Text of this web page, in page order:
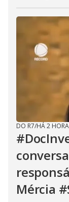
DO R7/HÁ 2
Mércia